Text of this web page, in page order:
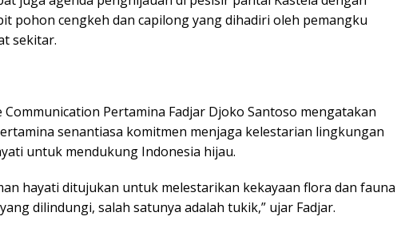
pohon cengkeh dan capilong yang dihadiri oleh pemangku
sekitar.
Pertamina Fadjar Djoko Santoso mengatakan
senantiasa komitmen menjaga kelestarian lingkungan
untuk mendukung Indonesia hijau.
hayati ditujukan untuk melestarikan kekayaan flora dan fauna
dilindungi, salah satunya adalah tukik,” ujar Fadjar.